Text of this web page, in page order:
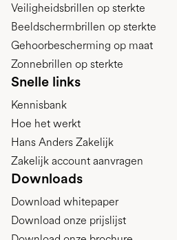
Veiligheidsbrillen op sterkte
Beeldschermbrillen op sterkte
Gehoorbescherming op maat
Zonnebrillen op sterkte
Snelle links
Kennisbank
Hoe het werkt
Hans Anders Zakelijk
Zakelijk account aanvragen
Downloads
Download whitepaper
Download onze prijslijst